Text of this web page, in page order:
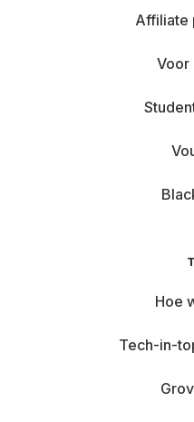
Affiliate
Voor
Hoe
Tech-in-